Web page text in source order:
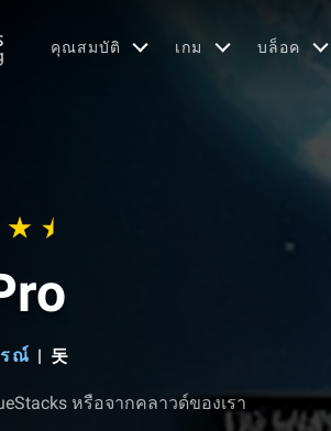
คุณสมบัติ เกม บล็อค
ณ์ | 돗
หรือจากคลาวด์ของเรา